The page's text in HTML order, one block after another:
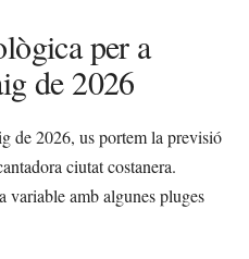
per a
de 2026
de 2026, us portem la previsió
ciutat costanera.
variable amb algunes pluges